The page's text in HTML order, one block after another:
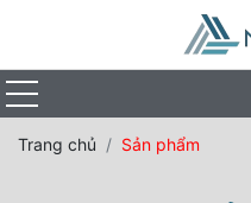
Trang chủ Sản phẩm